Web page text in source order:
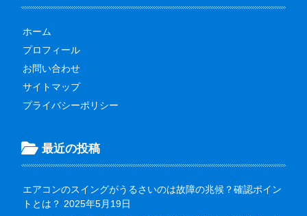
ホーム
プロフィール
お問い合わせ
サイトマップ
プライバシーポリシー
最近の投稿
エアコンのスイングがうるさいのは故障の兆候？確認ポイン
トとは？ 2025年5月19日